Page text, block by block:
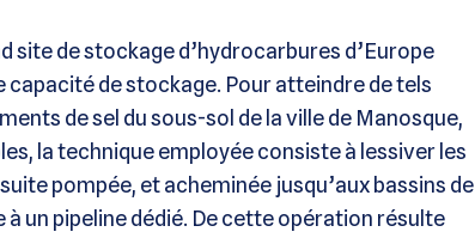
site de stockage d’hydrocarbures d’Europe
capacité de stockage. Pour atteindre de tels
de sel du sous-sol de la ville de Manosque,
la technique employée consiste à lessiver les
pompée, et acheminée jusqu’aux bassins de
à un pipeline dédié. De cette opération résulte